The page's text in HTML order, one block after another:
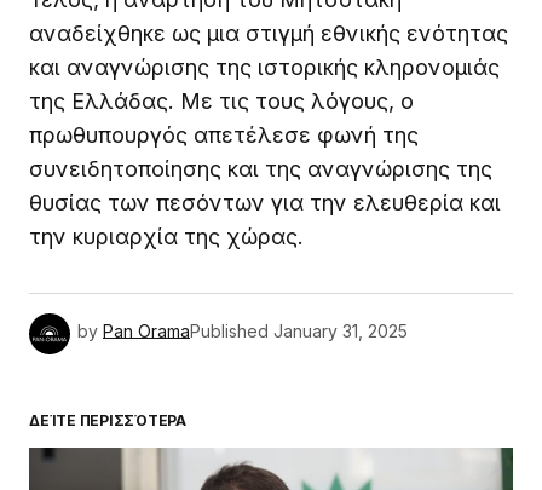
αναδείχθηκε ως μια στιγμή εθνικής ενότητας
και αναγνώρισης της ιστορικής κληρονομιάς
της Ελλάδας. Με τις τους λόγους, ο
πρωθυπουργός απετέλεσε φωνή της
συνειδητοποίησης και της αναγνώρισης της
θυσίας των πεσόντων για την ελευθερία και
την κυριαρχία της χώρας.
by Pan OramaPublished January 31, 2025
ΔΕΊΤΕ ΠΕΡΙΣΣΌΤΕΡΑ